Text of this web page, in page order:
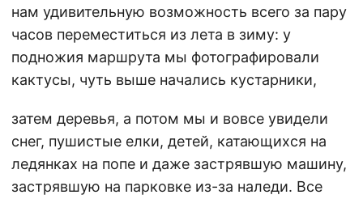
нам удивительную возможность всего за пару
часов переместиться из лета в зиму: у
подножия маршрута мы фотографировали
кактусы, чуть выше начались кустарники,
затем деревья, а потом мы и вовсе увидели
снег, пушистые елки, детей, катающихся на
ледянках на попе и даже застрявшую машину,
застрявшую на парковке из-за наледи. Все